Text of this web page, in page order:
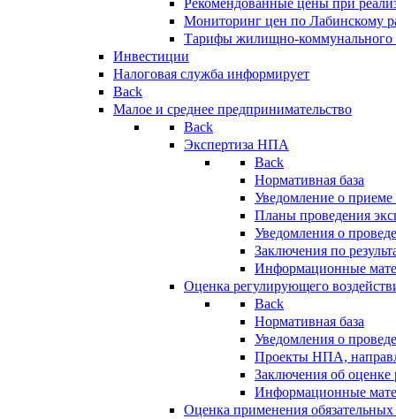
Рекомендованные цены при
Мониторинг цен по Лабинскому
Тарифы жилищно-коммунального
Инвестиции
Налоговая служба информирует
Back
Малое и среднее предпринимательство
Back
Экспертиза НПА
Back
Нормативная база
Уведомление о
Планы проведения
Уведомления о
Заключения по
Информационные
Оценка регулирующего
Back
Нормативная база
Уведомления о
Проекты НПА,
Заключения об
Информационные
Оценка применения